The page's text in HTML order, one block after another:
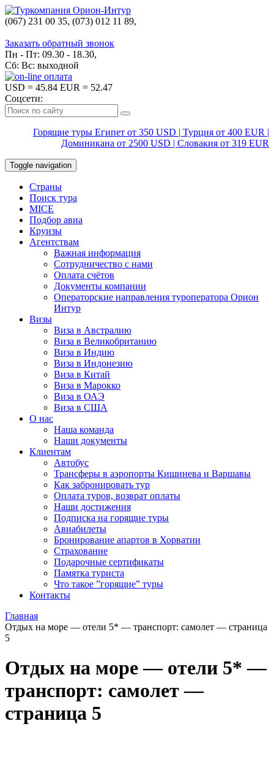
(067) 231 00 35, (073) 012 11 89,
Заказать обратный звонок
Пн - Пт: 09.30 - 18.30,
Сб: Вс: выходной
USD = 45.84 EUR = 52.47
Соцсети:
Горящие туры Египет от 350 USD | Турция от 400 EUR |
Доминикана от 2500 USD | Словакия от 319 EUR
Toggle navigation
Страны
Поиск тура
MICE
Подбор авиа
Круизы
Агентствам
Важная информация
Сотрудничество с нами
Оплата счётов
Документы компании
Операторские направления туроператора Орион
Интур
Визы
Виза в Австралию
Виза в Великобританию
Виза в Индию
Виза в Индонезию
Виза в Китай
Виза в Марокко
Виза в ОАЭ
Виза в США
О нас
Наша команда
Наши документы
Клиентам
Автобус
Трансферы в аэропорты Кишинева и Варшавы
Как забронировать тур
Оплата туров, возврат оплаты
Наши достижения
Подписка на горящие туры
Авиабилеты
Бронирование апартов в Хорватии
Страхование
Подарочные сертификаты
Памятка туриста
Что такое ”горящие” туры
Контакты
Главная
Отдых на море — отели 5* — транспорт: самолет — страница
5
Отдых на море — отели 5* —
транспорт: самолет —
страница 5